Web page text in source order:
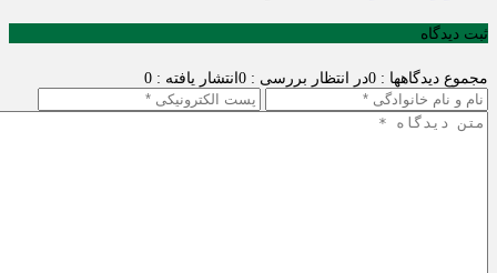
ثبت دیدگاه
مجموع دیدگاهها : 0 در انتظار بررسی : 0 انتشار یافته : 0